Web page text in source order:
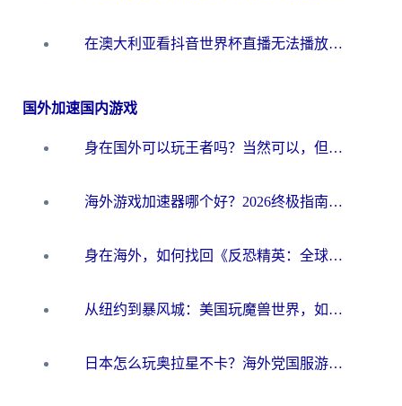
在澳大利亚看抖音世界杯直播无法播放？海外党体育观赛终极指南来了！
国外加速国内游戏
身在国外可以玩王者吗？当然可以，但你需要这份“加速”指南
海外游戏加速器哪个好？2026终极指南帮你畅玩国服+解决卡顿难题
身在海外，如何找回《反恐精英：全球攻势》国服的丝滑手感？一份给你的终极指南
从纽约到暴风城：美国玩魔兽世界，如何找到你的最佳网络航线
日本怎么玩奥拉星不卡？海外党国服游戏加速器选择全攻略